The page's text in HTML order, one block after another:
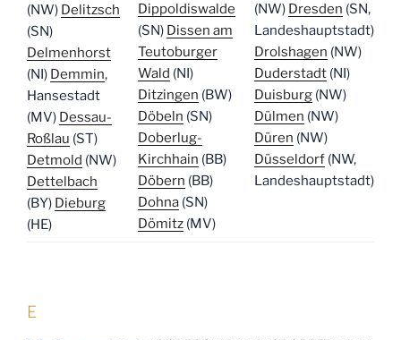
(NW) Delitzsch
(SN)
Delmenhorst
(NI) Demmin,
Hansestadt
(MV) Dessau-
Roßlau (ST)
Detmold (NW)
Dettelbach
(BY) Dieburg
(HE)
Dippoldiswalde
(SN) Dissen am
Teutoburger
Wald (NI)
Ditzingen (BW)
Döbeln (SN)
Doberlug-
Kirchhain (BB)
Döbern (BB)
Dohna(SN)
Dömitz(MV)
(NW) Dresden (SN,
Landeshauptstadt)
Drolshagen (NW)
Duderstadt(NI)
Duisburg(NW)
Dülmen (NW)
Düren (NW)
Düsseldorf(NW,
Landeshauptstadt)
E